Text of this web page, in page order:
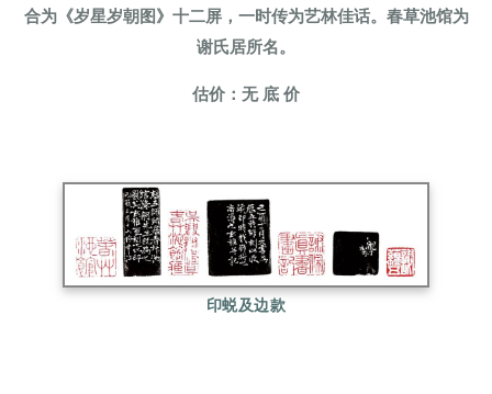
合为《岁星岁朝图》十二屏，一时传为艺林佳话。春草池馆为
谢氏居所名。
估价：无 底 价
印蜕及边款